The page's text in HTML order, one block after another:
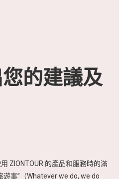
的建議及
ZIONTOUR 的產品和服務時的滿
事”（Whatever we do, we do